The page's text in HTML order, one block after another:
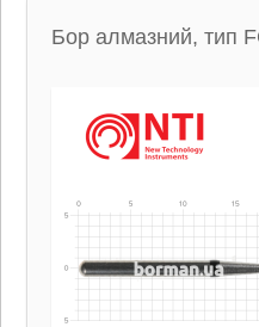
Бор алмазний, тип